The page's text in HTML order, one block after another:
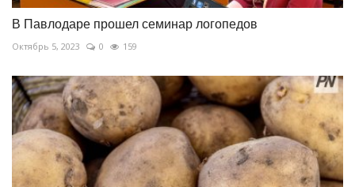
В Павлодаре прошел семинар логопедов
Октябрь 5, 2023 0 159